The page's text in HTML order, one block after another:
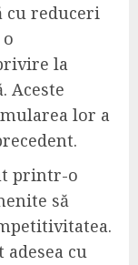
cu reduceri
la
Aceste
lor a
printr-o
să
cu